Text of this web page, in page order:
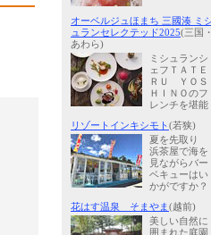
オーベルジュほまち 三國湊 ミ
ュランセレクテッド2025(三国
あわら)
ミシュランシ
ェフＴＡＴＥ
ＲＵ ＹＯＳ
ＨＩＮＯのフ
レンチを堪能
リゾートインキシモト(若狭)
夏を先取り
浜茶屋で海を
見ながらバー
ベキューはい
かがですか？
花はす温泉 そまやま(越前)
美しい自然に
囲まれた庭園